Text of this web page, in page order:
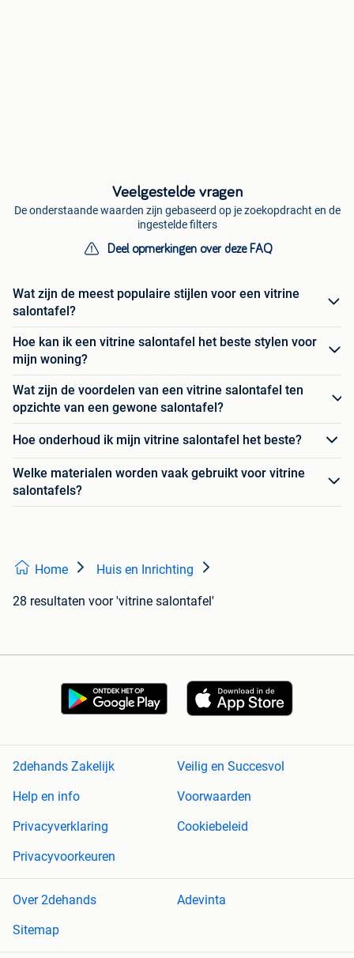
Veelgestelde vragen
De onderstaande waarden zijn gebaseerd op je zoekopdracht en de
ingestelde filters
Deel opmerkingen over deze FAQ
Wat zijn de meest populaire stijlen voor een vitrine
salontafel?
Hoe kan ik een vitrine salontafel het beste stylen voor
mijn woning?
Wat zijn de voordelen van een vitrine salontafel ten
opzichte van een gewone salontafel?
Hoe onderhoud ik mijn vitrine salontafel het beste?
Welke materialen worden vaak gebruikt voor vitrine
salontafels?
Home Huis en Inrichting
28 resultaten voor 'vitrine salontafel'
2dehands Zakelijk
Veilig en Succesvol
Help en info
Voorwaarden
Privacyverklaring
Cookiebeleid
Privacyvoorkeuren
Over 2dehands
Adevinta
Sitemap